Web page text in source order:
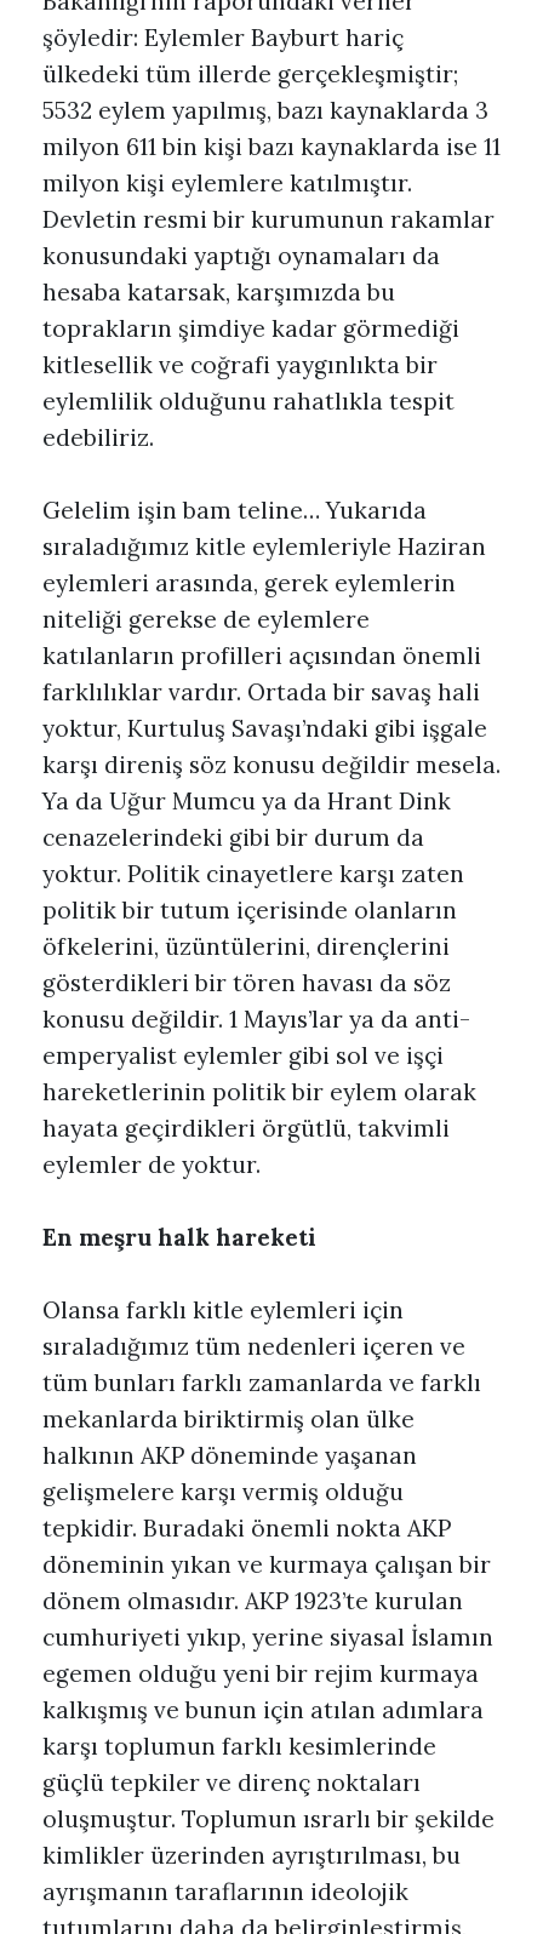
şöyledir: Eylemler Bayburt hariç
ülkedeki tüm illerde gerçekleşmiştir;
5532 eylem yapılmış, bazı kaynaklarda 3
milyon 611 bin kişi bazı kaynaklarda ise 11
milyon kişi eylemlere katılmıştır.
Devletin resmi bir kurumunun rakamlar
konusundaki yaptığı oynamaları da
hesaba katarsak, karşımızda bu
toprakların şimdiye kadar görmediği
kitlesellik ve coğrafi yaygınlıkta bir
eylemlilik olduğunu rahatlıkla tespit
edebiliriz.
Gelelim işin bam teline… Yukarıda
sıraladığımız kitle eylemleriyle Haziran
eylemleri arasında, gerek eylemlerin
niteliği gerekse de eylemlere
katılanların profilleri açısından önemli
farklılıklar vardır. Ortada bir savaş hali
yoktur, Kurtuluş Savaşı’ndaki gibi işgale
karşı direniş söz konusu değildir mesela.
Ya da Uğur Mumcu ya da Hrant Dink
cenazelerindeki gibi bir durum da
yoktur. Politik cinayetlere karşı zaten
politik bir tutum içerisinde olanların
öfkelerini, üzüntülerini, dirençlerini
gösterdikleri bir tören havası da söz
konusu değildir. 1 Mayıs’lar ya da anti-
emperyalist eylemler gibi sol ve işçi
hareketlerinin politik bir eylem olarak
hayata geçirdikleri örgütlü, takvimli
eylemler de yoktur.
En meşru halk hareketi
Olansa farklı kitle eylemleri için
sıraladığımız tüm nedenleri içeren ve
tüm bunları farklı zamanlarda ve farklı
mekanlarda biriktirmiş olan ülke
halkının AKP döneminde yaşanan
gelişmelere karşı vermiş olduğu
tepkidir. Buradaki önemli nokta AKP
döneminin yıkan ve kurmaya çalışan bir
dönem olmasıdır. AKP 1923’te kurulan
cumhuriyeti yıkıp, yerine siyasal İslamın
egemen olduğu yeni bir rejim kurmaya
kalkışmış ve bunun için atılan adımlara
karşı toplumun farklı kesimlerinde
güçlü tepkiler ve direnç noktaları
oluşmuştur. Toplumun ısrarlı bir şekilde
kimlikler üzerinden ayrıştırılması, bu
ayrışmanın taraflarının ideolojik
tutumlarını daha da belirginleştirmiş,